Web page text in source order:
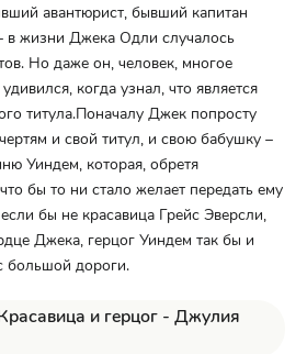
авантюрист, бывший капитан
в жизни Джека Одли случалось
Но даже он, человек, многое
когда узнал, что является
титула.Поначалу Джек попросту
и свой титул, и свою бабушку –
Уиндем, которая, обретя
бы то ни стало желает передать ему
бы не красавица Грейс Эверсли,
Джека, герцог Уиндем так бы и
большой дороги.
и герцог - Джулия